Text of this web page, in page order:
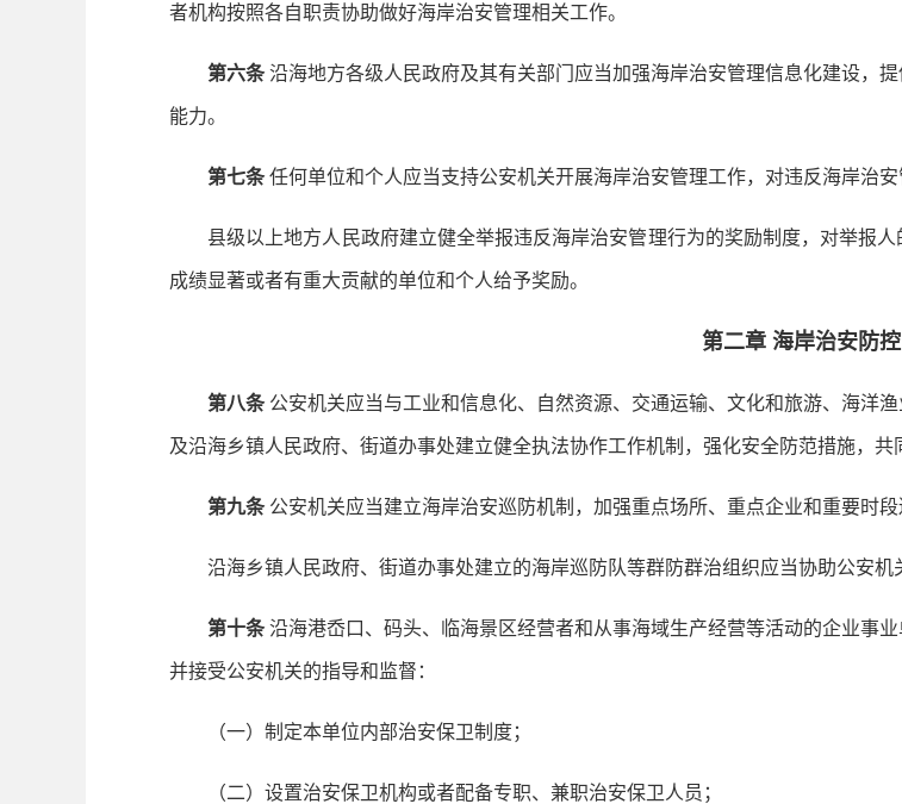
者机构按照各自职责协助做好海岸治安管理相关工作。
第六条沿海地方各级人民政府及其有关部门应当加强海岸治安管理信息化建设，
能力。
第七条任何单位和个人应当支持公安机关开展海岸治安管理工作，对违反海岸治安
县级以上地方人民政府建立健全举报违反海岸治安管理行为的奖励制度，对举报人
成绩显著或者有重大贡献的单位和个人给予奖励。
第二章 海岸治安防控
第八条公安机关应当与工业和信息化、自然资源、交通运输、文化和旅游、海洋
及沿海乡镇人民政府、街道办事处建立健全执法协作工作机制，强化安全防范措施，共
第九条公安机关应当建立海岸治安巡防机制，加强重点场所、重点企业和重要时
沿海乡镇人民政府、街道办事处建立的海岸巡防队等群防群治组织应当协助公安机
第十条沿海港岙口、码头、临海景区经营者和从事海域生产经营等活动的企业事
并接受公安机关的指导和监督：
（一）制定本单位内部治安保卫制度；
（二）设置治安保卫机构或者配备专职、兼职治安保卫人员；